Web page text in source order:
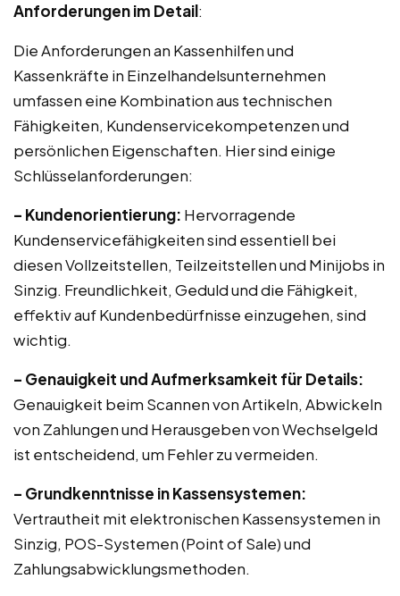
Anforderungen im Detail:
Die Anforderungen an Kassenhilfen und
Kassenkräfte in Einzelhandelsunternehmen
umfassen eine Kombination aus technischen
Fähigkeiten, Kundenservicekompetenzen und
persönlichen Eigenschaften. Hier sind einige
Schlüsselanforderungen:
– Kundenorientierung: Hervorragende
Kundenservicefähigkeiten sind essentiell bei
diesen Vollzeitstellen, Teilzeitstellen und Minijobs in
Sinzig. Freundlichkeit, Geduld und die Fähigkeit,
effektiv auf Kundenbedürfnisse einzugehen, sind
wichtig.
– Genauigkeit und Aufmerksamkeit für Details:
Genauigkeit beim Scannen von Artikeln, Abwickeln
von Zahlungen und Herausgeben von Wechselgeld
ist entscheidend, um Fehler zu vermeiden.
– Grundkenntnisse in Kassensystemen:
Vertrautheit mit elektronischen Kassensystemen in
Sinzig, POS-Systemen (Point of Sale) und
Zahlungsabwicklungsmethoden.